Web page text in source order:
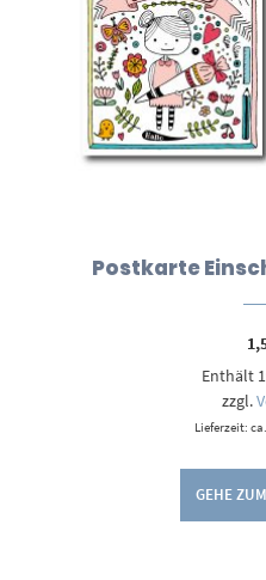
Postkarte
Enthält
zzgl.
Lieferzeit:
GEHE